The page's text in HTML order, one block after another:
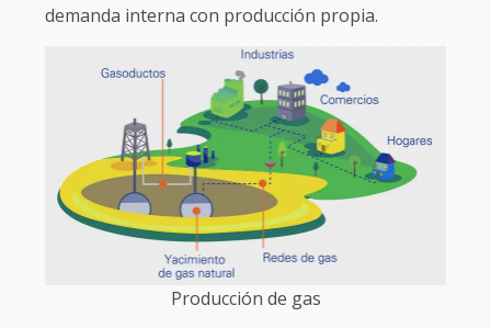
demanda interna con producción propia.
Producción de gas